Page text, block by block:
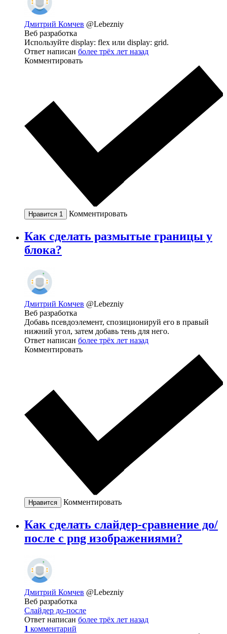
Дмитрий Комчев @Lebezniy
Веб разработка
Используйте display: flex или display: grid.
Ответ написан более трёх лет назад
Комментировать
Нравится 1 Комментировать
Как сделать размытые границы у
блока?
Дмитрий Комчев @Lebezniy
Веб разработка
Добавь псевдоэлемент, спозиционируй его в правый
нижний угол, затем добавь тень для него.
Ответ написан более трёх лет назад
Комментировать
Нравится Комментировать
Как сделать слайдер-сравнение до/
после с png изображениями?
Дмитрий Комчев @Lebezniy
Веб разработка
Слайдер до-после
Ответ написан более трёх лет назад
1 комментарий